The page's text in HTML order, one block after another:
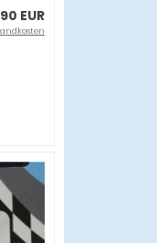
EUR